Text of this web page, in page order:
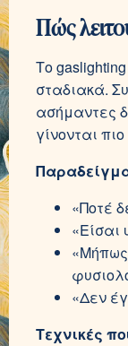
Πώς
Το
σταδιακά.
ασήμαντες
γίνονται
«Ποτέ
«Είσαι
«Μήπως
«Δεν
Τεχνικές